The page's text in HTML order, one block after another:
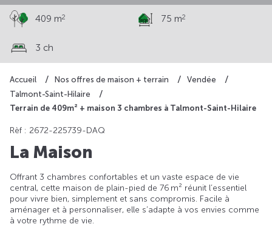
Accueil Nos offres de maison + terrain
Vendée
Talmont-Saint-Hilaire
Terrain de 409m² + maison 3 chambres à Talmont-Saint-Hilaire
409 m2 75 m2
3 ch
Rèf : 2672-225739-DAQ
La Maison
Offrant 3 chambres confortables et un vaste espace de vie
central, cette maison de plain-pied de 76 m² réunit l’essentiel
pour vivre bien, simplement et sans compromis. Facile à
aménager et à personnaliser, elle s’adapte à vos envies comme
à votre rythme de vie.